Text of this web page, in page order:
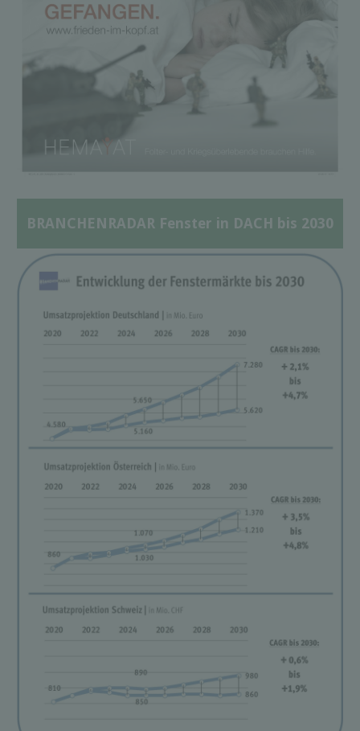
BRANCHENRADAR Fenster in DACH bis 2030